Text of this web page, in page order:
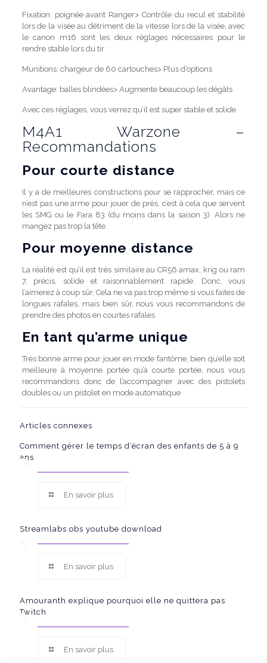
Fixation: poignée avant Ranger> Contrôle du recul et stabilité
lors de la visée au détriment de la vitesse lors de la visée, avec
le canon m16 sont les deux réglages nécessaires pour le
rendre stable lors du tir
Munitions: chargeur de 60 cartouches> Plus d’options
Avantage: balles blindées> Augmente beaucoup les dégâts
Avec ces réglages, vous verrez qu’il est super stable et solide
M4A1 Warzone –
Recommandations
Pour courte distance
Il y a de meilleures constructions pour se rapprocher, mais ce
n’est pas une arme pour jouer de près, c’est à cela que servent
les SMG ou le Fara 83 (du moins dans la saison 3). Alors ne
mangez pas trop la tête.
Pour moyenne distance
La réalité est qu’il est très similaire au CR56 amax, krig ou ram
7, précis, solide et raisonnablement rapide. Donc, vous
l’aimerez à coup sûr. Cela ne va pas trop même si vous faites de
longues rafales, mais bien sûr, nous vous recommandons de
prendre des photos en courtes rafales
En tant qu’arme unique
Très bonne arme pour jouer en mode fantôme, bien qu’elle soit
meilleure à moyenne portée qu’à courte portée, nous vous
recommandons donc de l’accompagner avec des pistolets
doubles ou un pistolet en mode automatique
Articles connexes
Comment gérer le temps d’écran des enfants de 5 à 9
ans
En savoir plus
Streamlabs obs youtube download
En savoir plus
Amouranth explique pourquoi elle ne quittera pas
Twitch
En savoir plus